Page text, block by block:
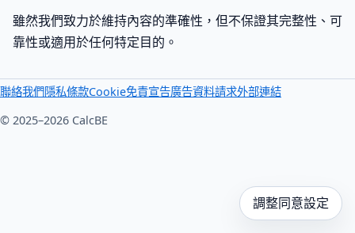
雖然我們致力於維持內容的準確性，但不保證其完整性、可
靠性或適用於任何特定目的。
聯絡我們隱私條款Cookie免責宣告廣告資料請求外部連結
© 2025–2026 CalcBE
調整同意設定